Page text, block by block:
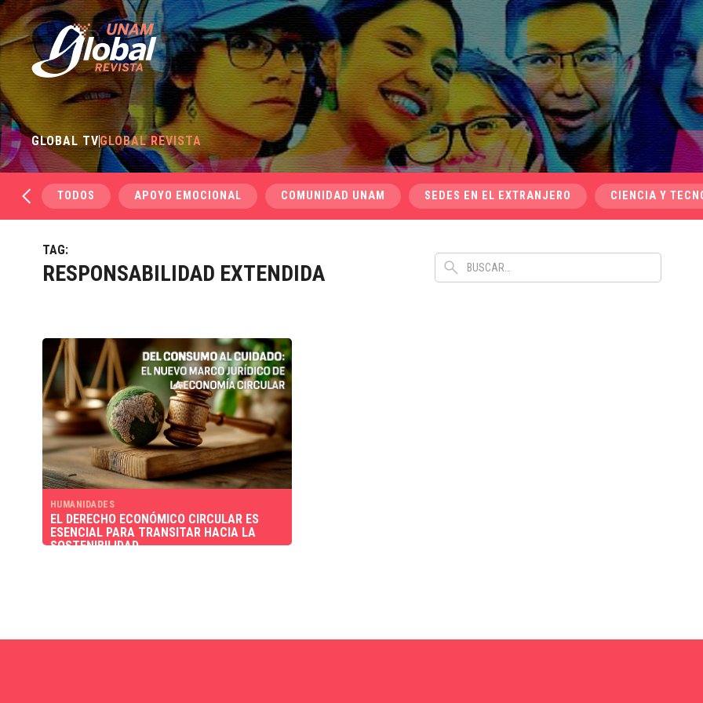
GLOBAL TVGLOBAL REVISTA
TODOS APOYO EMOCIONAL COMUNIDAD UNAM SEDES EN EL EXTRANJERO CIENCIA Y
TAG:
RESPONSABILIDAD EXTENDIDA
HUMANIDADES
EL DERECHO ECONÓMICO CIRCULAR ES
ESENCIAL PARA TRANSITAR HACIA LA
SOSTENIBILIDAD